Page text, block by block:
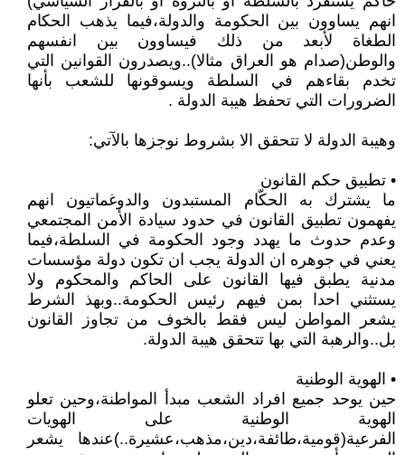
انهم يساوون بين الحكومة والدولة،فيما يذهب الحكام
الطغاة لأبعد من ذلك فيساوون بين انفسهم
والوطن(صدام هو العراق مثالا)..ويصدرون القوانين التي
تخدم بقاءهم في السلطة ويسوقونها للشعب بأنها
الضرورات التي تحفظ هيبة الدولة .
وهيبة الدولة لا تتحقق الا بشروط نوجزها بالآتي:
• تطبيق حكم القانون
ما يشترك به الحكّام المستبدون والدوغماتيون انهم
يفهمون تطبيق القانون في حدود سيادة الأمن المجتمعي
وعدم حدوث ما يهدد وجود الحكومة في السلطة،فيما
يعني في جوهره ان الدولة يجب ان تكون دولة مؤسسات
مدنية يطبق فيها القانون على الحاكم والمحكوم ولا
يستثني احدا بمن فيهم رئيس الحكومة..وبهذ الشرط
يشعر المواطن ليس فقط بالخوف من تجاوز القانون
بل..والرهبة التي بها تتحقق هيبة الدولة.
• الهوية الوطنية
حين يوحد جميع افراد الشعب مبدأ المواطنة،وحين تعلو
الهوية الوطنية على الهويات
الفرعية(قومية،طائفة،دين،مذهب،عشيرة..)عندها يشعر